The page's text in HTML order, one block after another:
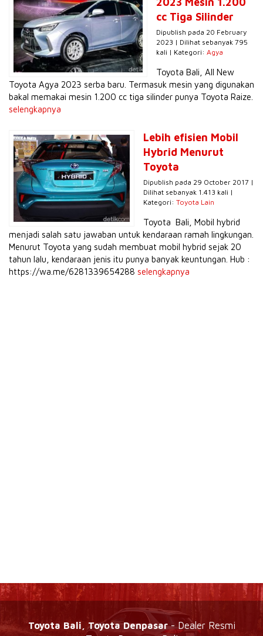
cc Tiga Silinder
Dipublish pada 20 February
2023 | Dilihat sebanyak 795
kali | Kategori: Agya
Toyota Bali, All New
Toyota Agya 2023 serba baru. Termasuk mesin yang digunakan
bakal memakai mesin 1.200 cc tiga silinder punya Toyota Raize.
selengkapnya
Lebih efisien Mobil
Hybrid Menurut
Toyota
Dipublish pada 29 October 2017 |
Dilihat sebanyak 1.413 kali |
Kategori: Toyota Lain
Toyota Bali, Mobil hybrid
menjadi salah satu jawaban untuk kendaraan ramah lingkungan.
Menurut Toyota yang sudah membuat mobil hybrid sejak 20
tahun lalu, kendaraan jenis itu punya banyak keuntungan. Hub :
https://wa.me/6281339654288 selengkapnya
Toyota Bali, Toyota Denpasar- Dealer Resmi